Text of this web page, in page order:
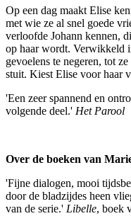
Op een dag maakt Elise
met wie ze al snel goede
verloofde Johann kennen,
op haar wordt. Verwikkeld
gevoelens te negeren, tot
stuit. Kiest Elise voor haar
'Een zeer spannend en
volgende deel.' Het Parool
Over de boeken van
'Fijne dialogen, mooi
door de bladzijdes heen
van de serie.' Libelle, boek